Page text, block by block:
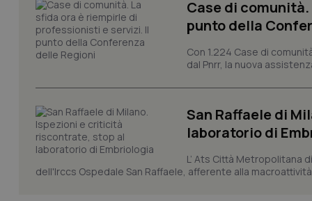
Case di
punto della
Con 1.224 Case di
dal Pnrr, la nuova
San Raffaele di
laboratorio di
L’ Ats Città Metropolitana
dell'Irccs Ospedale San Raffaele, afferente alla
CookieScriptConsent
tracking-enable
session-id